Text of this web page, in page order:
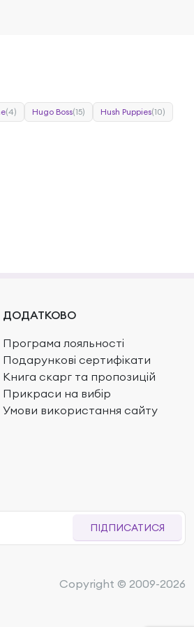
(4) Hugo Boss(15) Hush Puppies(10)
ДОДАТКОВО
Програма лояльності
Подарункові сертифікати
Книга скарг та пропозицій
Прикраси на вибір
Умови використання сайту
ПІДПИСАТИСЯ
Copyright © 2009-2026